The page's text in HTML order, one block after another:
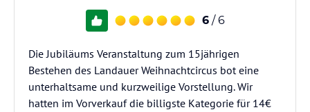
6 / 6
Die Jubiläums Veranstaltung zum 15jährigen
Bestehen des Landauer Weihnachtcircus bot eine
unterhaltsame und kurzweilige Vorstellung. Wir
hatten im Vorverkauf die billigste Kategorie für 14€